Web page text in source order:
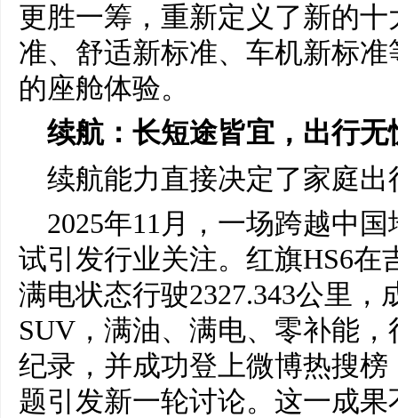
更胜一筹，重新定义了新的
准、舒适新标准、车机新标
的座舱体验。
续航：长短途皆宜，出行无
续航能力直接决定了家庭
2025年11月，一场跨越中
试引发行业关注。红旗HS6
满电状态行驶2327.343公里，
SUV，满油、满电、零补能
纪录，并成功登上微博热搜
题引发新一轮讨论。这一成